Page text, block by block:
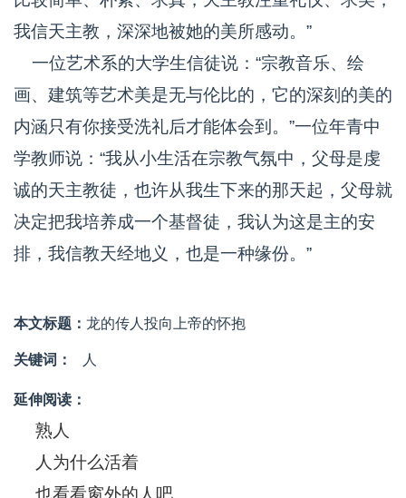
我信天主教，深深地被她的美所感动。”
一位艺术系的大学生信徒说：“宗教音乐、绘
画、建筑等艺术美是无与伦比的，它的深刻的美的
内涵只有你接受洗礼后才能体会到。”一位年青中
学教师说：“我从小生活在宗教气氛中，父母是虔
诚的天主教徒，也许从我生下来的那天起，父母就
决定把我培养成一个基督徒，我认为这是主的安
排，我信教天经地义，也是一种缘份。”
本文标题： 龙的传人投向上帝的怀抱
关键词： 人
延伸阅读：
熟人
人为什么活着
也看看窗外的人吧